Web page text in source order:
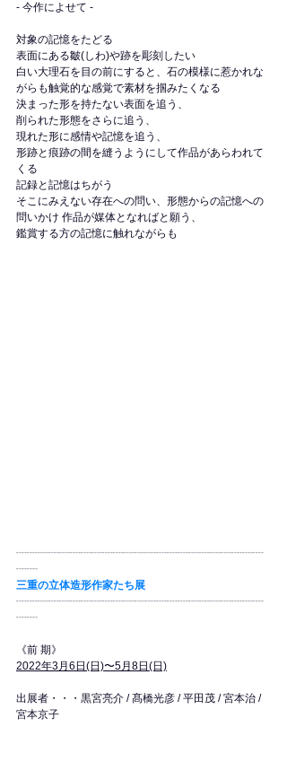
- 今作によせて -
対象の記憶をたどる
表面にある皺(しわ)や跡を彫刻したい
白い大理石を目の前にすると、石の模様に惹かれな
がらも触覚的な感覚で素材を掴みたくなる
決まった形を持たない表面を追う、
削られた形態をさらに追う、
現れた形に感情や記憶を追う、
形跡と痕跡の間を縫うようにして作品があらわれて
くる
記録と記憶はちがう
そこにみえない存在への問い、形態からの記憶への
問いかけ 作品が媒体となればと願う、
鑑賞する方の記憶に触れながらも
┈┈┈┈┈┈┈┈┈┈┈┈┈┈┈┈┈┈┈┈┈┈┈
┈┈
三重の立体造形作家たち展
┈┈┈┈┈┈┈┈┈┈┈┈┈┈┈┈┈┈┈┈┈┈┈
┈┈
《前 期》
2022年3月6日(日)〜5月8日(日)
出展者・・・黒宮亮介 / 髙橋光彦 / 平田茂​ / 宮本治​ /
宮本京子​